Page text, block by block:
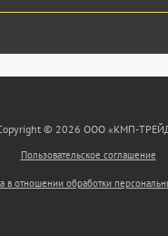
© 2026 ООО «КМП-
Пользовательское соглашение
в отношении обработки